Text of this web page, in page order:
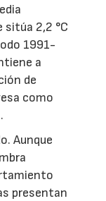
2,2 °C
1991-
a
de
como
Aunque
presentan